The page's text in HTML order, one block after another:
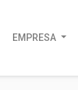
EMPRESA